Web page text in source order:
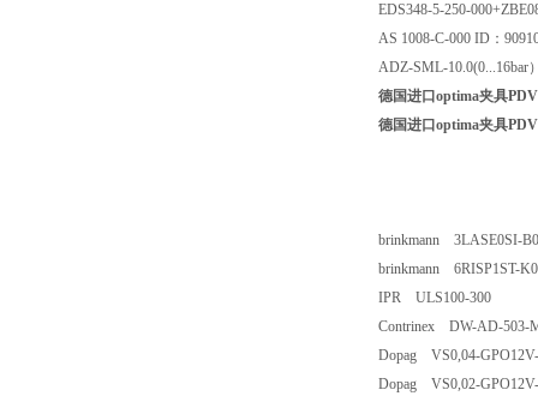
EDS348-5-250-
AS 1008-C-000 ID：
ADZ-SML-10.0(0...16bar
德国进口optima夹具
德国进口optima夹具
brinkmann 3LASE0SI-
brinkmann 6RISP1ST-
IPR ULS100-300
Contrinex DW-AD-503-
Dopag VS0,04-
Dopag VS0,02-